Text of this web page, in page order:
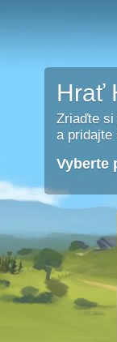
Hrať
Zriaďte si
a pridajte
Vyberte